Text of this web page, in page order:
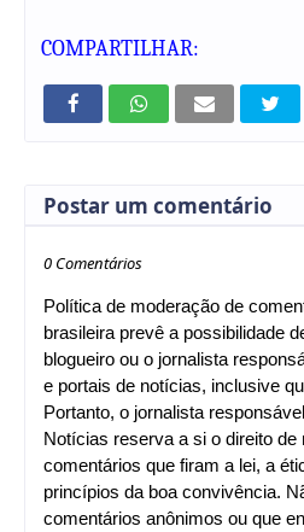
COMPARTILHAR:
Postar um comentário
0 Comentários
Política de moderação de
brasileira prevê a possibilidade
blogueiro ou o jornalista
e portais de notícias, inclusive
Portanto, o jornalista
Notícias reserva a si o direito de
comentários que firam a lei, a
princípios da boa convivência.
comentários anônimos ou que